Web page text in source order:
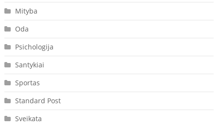
Mityba
Oda
Psichologija
Santykiai
Sportas
Standard Post
Sveikata